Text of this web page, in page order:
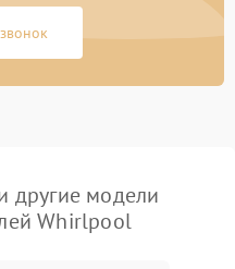
другие модели
Whirlpool